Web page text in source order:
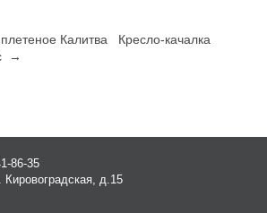
Калитва
Кресло-качалка
→
86-35
Кировоградская, д.15